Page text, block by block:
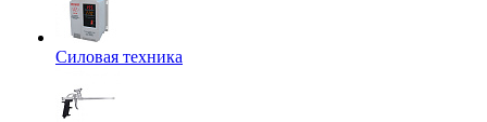
Силовая техника